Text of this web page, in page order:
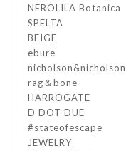
NEROLILA Botanica
SPELTA
BEIGE
ebure
nicholson&nicholson
rag＆bone
HARROGATE
D DOT DUE
#stateofescape
JEWELRY